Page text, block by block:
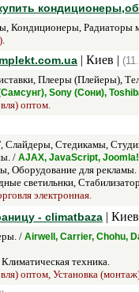
Кондиционеры, Радиаторы
| Киев |
Плееры (Плейеры),
Sony (Сони),
оптом.
Слайдеры, Стедикамы,
/ AJAX, JavaScript, Joomla!
Оборудование для рекламы.
светильнки,
электронная.
- climatbaza |
/ Airwell, Carrier, Chohu,
Климатическая техника.
оптом, Установка